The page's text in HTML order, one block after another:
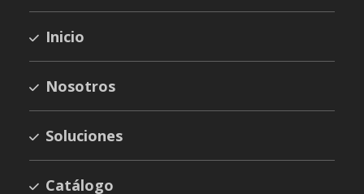
Inicio
Nosotros
Soluciones
Catálogo